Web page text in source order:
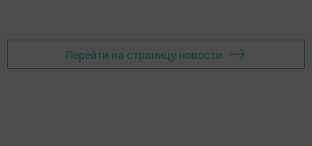
Перейти на страницу новости